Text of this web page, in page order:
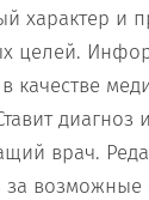
характер и
целей.
качестве
диагноз
врач.
за возможные